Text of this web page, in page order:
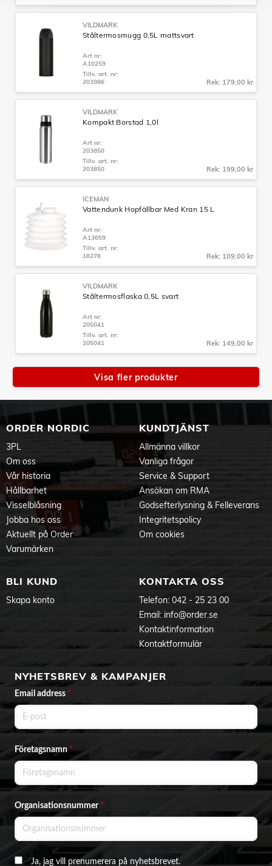
VILDMARK
Ståltermosmugg 0,5L mattsvart
Art nr:
A10259
Tillv. art. nr:
203986
Rek: 179,00 kr
VILDMARK
Kompakt Borstad 1,0l
Art nr:
203850
Tillv. art. nr:
203850
Rek: 199,00 kr
ICEMAN
Vattendunk Hopfällbar Med Kran 15 L
Art nr:
A13659
Tillv. art. nr:
18276
Rek: 109,00 kr
VILDMARK
Ståltermosflaska 0,5L svart
Art nr:
205041
Tillv. art. nr:
205041
Rek: 149,00 kr
Visa fler produkter
ORDER NORDIC
3PL
Om oss
Vår historia
Hållbarhet
Visselblåsning
Jobba hos oss
Aktuellt på Order
Varumärken
KUNDTJÄNST
Allmänna villkor
Vanliga frågor
Service & Support
Ansökan om RMA
Godsefterlysning & Felleverans
Integritetspolicy
Om cookies
BLI KUND
Skapa konto
KONTAKTA OSS
Telefon: 042 - 25 23 00
Email: info@order.se
Kontaktinformation
Kontaktformulär
NYHETSBREV & KAMPANJER
Email address *
Företagsnamn*
Organisationsnummer *
Ja, jag vill prenumerera på nyhetsbrevet.